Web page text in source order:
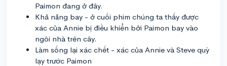
Paimon đang ở đây.
Khả năng bay - ở cuối phim chúng ta thấy được
xác của Annie bị điều khiển bởi Paimon bay vào
ngôi nhà trên cây.
Làm sống lại xác chết - xác của Annie và Steve quỳ
lạy trước Paimon